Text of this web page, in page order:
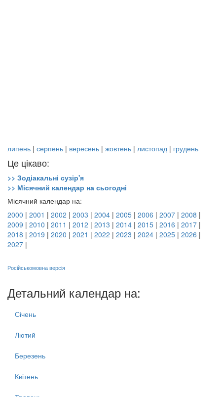
липень | серпень | вересень | жовтень | листопад | грудень
Це цікаво:
>> Зодіакальні сузір'я
>> Місячний календар на сьогодні
Місячний календар на:
2000 | 2001 | 2002 | 2003 | 2004 | 2005 | 2006 | 2007 | 2008 |
2009 | 2010 | 2011 | 2012 | 2013 | 2014 | 2015 | 2016 | 2017 |
2018 | 2019 | 2020 | 2021 | 2022 | 2023 | 2024 | 2025 | 2026 |
2027 |
Російськомовна версія
Детальний календар на:
Січень
Лютий
Березень
Квітень